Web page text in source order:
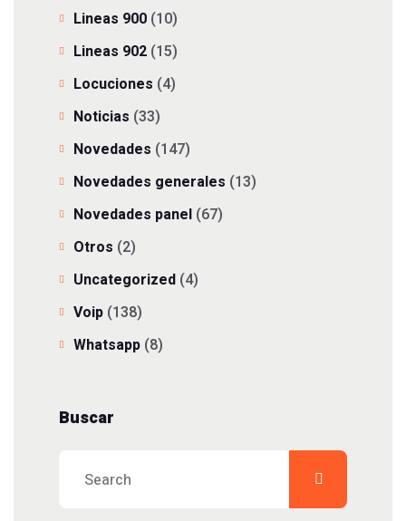
Lineas 900 (10)
Lineas 902 (15)
Locuciones (4)
Noticias (33)
Novedades (147)
Novedades generales (13)
Novedades panel (67)
Otros (2)
Uncategorized (4)
Voip (138)
Whatsapp (8)
Buscar